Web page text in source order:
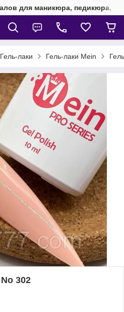
для маникюра, педикюра,
Гель-лаки Гель-лаки Mein
302